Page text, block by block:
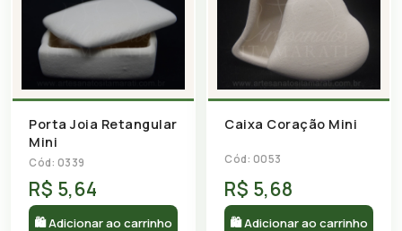
Porta Joia Retangular
Mini
Cód: 0339
R$ 5,64
🛍 Adicionar ao carrinho
Caixa Coração Mini
Cód: 0053
R$ 5,68
🛍 Adicionar ao carrinho